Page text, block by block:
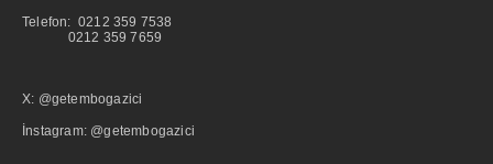
Telefon: 0212 359 7538
0212 359 7659
X: @getembogazici
İnstagram: @getembogazici